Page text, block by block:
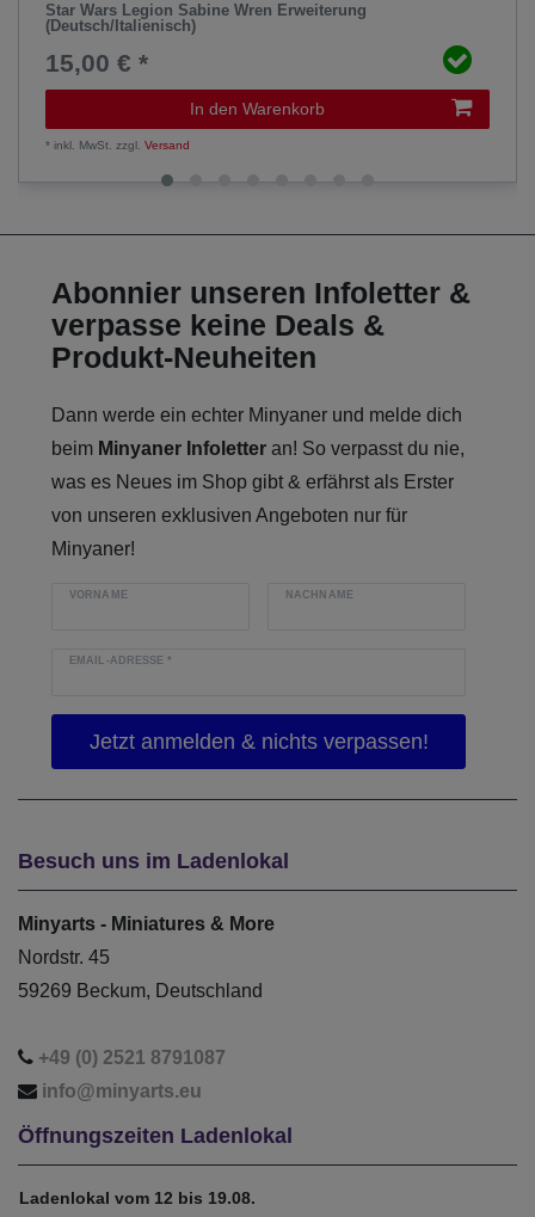
Star Wars Legion Sabine Wren Erweiterung
(Deutsch/Italienisch)
15,00 € *
In den Warenkorb
*inkl. MwSt. zzgl.Versand
Abonnier unseren Infoletter &
verpasse keine Deals &
Produkt-Neuheiten
Dann werde ein echter Minyaner und melde dich
beim Minyaner Infoletter an! So verpasst du nie,
was es Neues im Shop gibt & erfährst als Erster
von unseren exklusiven Angeboten nur für
Minyaner!
VORNAME NACHNAME
EMAIL-ADRESSE*
Besuch uns im Ladenlokal
Minyarts - Miniatures & More
Nordstr. 45
59269 Beckum, Deutschland
+49 (0) 2521 8791087
info@minyarts.eu
Öffnungszeiten Ladenlokal
Ladenlokal vom 12 bis 19.08.